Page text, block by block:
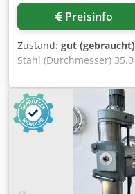
Preisinfo
Zustand: gut (gebraucht)
Stahl (Durchmesser)
Bohrhub 180 mm
455 mm
0.3 m/min
Rof Motorleistung 1.5 kW
800 x 650 x 1850 mm
Säulenbohrmaschine
Spindelvorschub -
- Brtiefenfestanschlag -
Nuten *